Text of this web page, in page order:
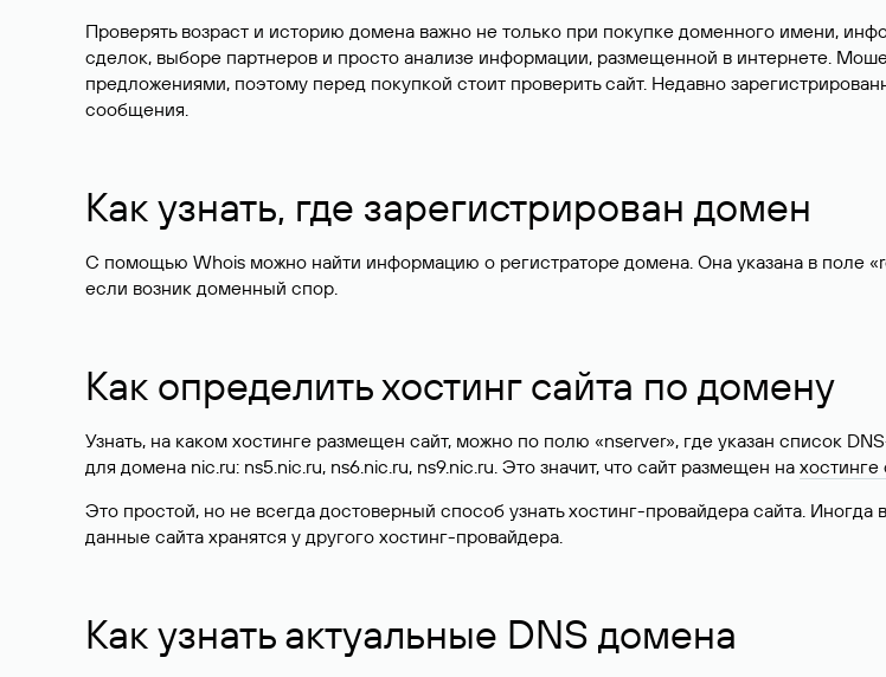
Проверять возраст и историю домена важно не только при покупке доменного имени,
сделок, выборе партнеров и просто анализе информации, размещенной в интернете.
предложениями, поэтому перед покупкой стоит проверить сайт. Недавно
сообщения.
Как узнать, где зарегистрирован домен
С помощью Whois можно найти информацию о регистраторе домена. Она указана в поле
если возник доменный спор.
Как определить хостинг сайта по домену
Узнать, на каком хостинге размещен сайт, можно по полю «nserver», где указан список
для домена nic.ru: ns5.nic.ru, ns6.nic.ru, ns9.nic.ru. Это значит, что сайт размещен на хостинге
Это простой, но не всегда достоверный способ узнать хостинг-провайдера сайта.
данные сайта хранятся у другого хостинг-провайдера.
Как узнать актуальные DNS домена